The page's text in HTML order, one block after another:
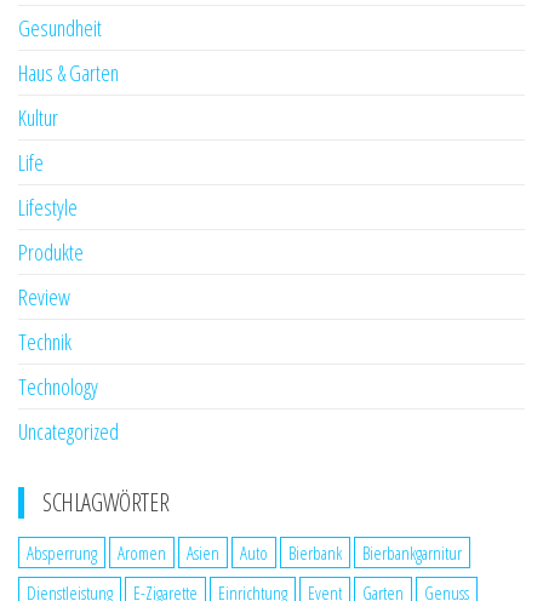
Gesundheit
Haus & Garten
Kultur
Life
Lifestyle
Produkte
Review
Technik
Technology
Uncategorized
SCHLAGWÖRTER
Absperrung Aromen Asien Auto Bierbank
Bierbankgarnitur
Dienstleistung
E-Zigarette Einrichtung Event Garten Genuss